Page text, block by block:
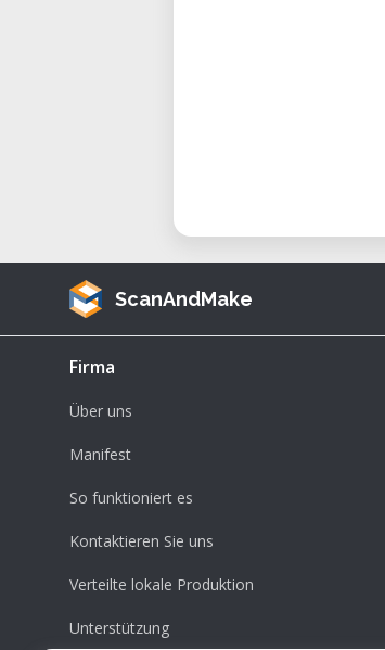
ScanAndMake
Firma
Über uns
Manifest
So funktioniert es
Kontaktieren Sie uns
Verteilte lokale Produktion
Unterstützung